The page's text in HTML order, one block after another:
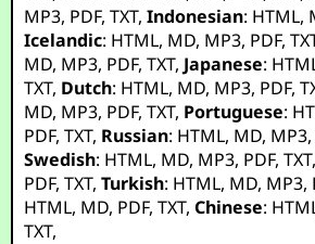
MP3, PDF,TXT,Indonesian: HTML,
Icelandic: HTML, MD, MP3, PDF,
MD, MP3, PDF,TXT, Japanese:
TXT, Dutch: HTML, MD, MP3, PDF,
MD, MP3, PDF,TXT, Portuguese:
PDF,TXT, Russian: HTML, MD, MP3,
Swedish: HTML, MD, MP3, PDF,TXT
PDF,TXT,Turkish: HTML, MD, MP3,
HTML, MD, PDF,TXT,Chinese:
TXT,